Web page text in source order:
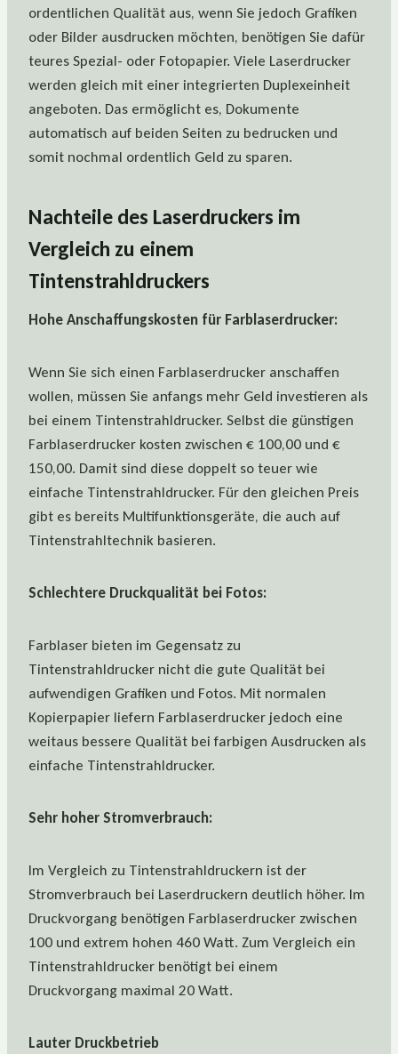
ordentlichen Qualität aus, wenn Sie jedoch Grafiken
oder Bilder ausdrucken möchten, benötigen Sie dafür
teures Spezial- oder Fotopapier. Viele Laserdrucker
werden gleich mit einer integrierten Duplexeinheit
angeboten. Das ermöglicht es, Dokumente
automatisch auf beiden Seiten zu bedrucken und
somit nochmal ordentlich Geld zu sparen.
Nachteile des Laserdruckers im
Vergleich zu einem
Tintenstrahldruckers
Hohe Anschaffungskosten für Farblaserdrucker:
Wenn Sie sich einen Farblaserdrucker anschaffen
wollen, müssen Sie anfangs mehr Geld investieren als
bei einem Tintenstrahldrucker. Selbst die günstigen
Farblaserdrucker kosten zwischen € 100,00 und €
150,00. Damit sind diese doppelt so teuer wie
einfache Tintenstrahldrucker. Für den gleichen Preis
gibt es bereits Multifunktionsgeräte, die auch auf
Tintenstrahltechnik basieren.
Schlechtere Druckqualität bei Fotos:
Farblaser bieten im Gegensatz zu
Tintenstrahldrucker nicht die gute Qualität bei
aufwendigen Grafiken und Fotos. Mit normalen
Kopierpapier liefern Farblaserdrucker jedoch eine
weitaus bessere Qualität bei farbigen Ausdrucken als
einfache Tintenstrahldrucker.
Sehr hoher Stromverbrauch:
Im Vergleich zu Tintenstrahldruckern ist der
Stromverbrauch bei Laserdruckern deutlich höher. Im
Druckvorgang benötigen Farblaserdrucker zwischen
100 und extrem hohen 460 Watt. Zum Vergleich ein
Tintenstrahldrucker benötigt bei einem
Druckvorgang maximal 20 Watt.
Lauter Druckbetrieb